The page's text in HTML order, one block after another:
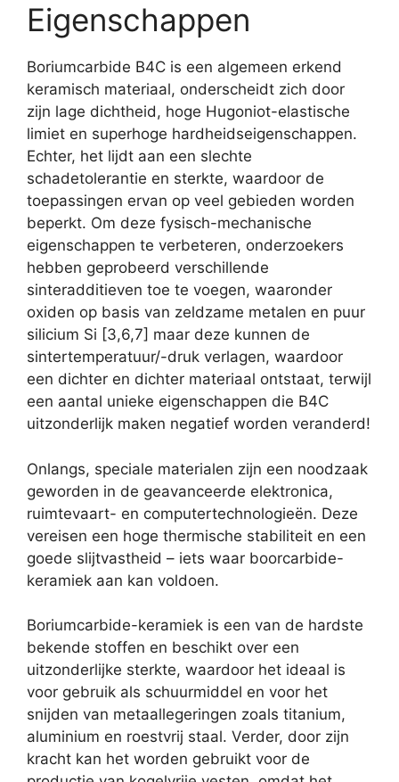
Eigenschappen
Boriumcarbide B4C is een algemeen erkend
keramisch materiaal, onderscheidt zich door
zijn lage dichtheid, hoge Hugoniot-elastische
limiet en superhoge hardheidseigenschappen.
Echter, het lijdt aan een slechte
schadetolerantie en sterkte, waardoor de
toepassingen ervan op veel gebieden worden
beperkt. Om deze fysisch-mechanische
eigenschappen te verbeteren, onderzoekers
hebben geprobeerd verschillende
sinteradditieven toe te voegen, waaronder
oxiden op basis van zeldzame metalen en puur
silicium Si [3,6,7] maar deze kunnen de
sintertemperatuur/-druk verlagen, waardoor
een dichter en dichter materiaal ontstaat, terwijl
een aantal unieke eigenschappen die B4C
uitzonderlijk maken negatief worden veranderd!
Onlangs, speciale materialen zijn een noodzaak
geworden in de geavanceerde elektronica,
ruimtevaart- en computertechnologieën. Deze
vereisen een hoge thermische stabiliteit en een
goede slijtvastheid – iets waar boorcarbide-
keramiek aan kan voldoen.
Boriumcarbide-keramiek is een van de hardste
bekende stoffen en beschikt over een
uitzonderlijke sterkte, waardoor het ideaal is
voor gebruik als schuurmiddel en voor het
snijden van metaallegeringen zoals titanium,
aluminium en roestvrij staal. Verder, door zijn
kracht kan het worden gebruikt voor de